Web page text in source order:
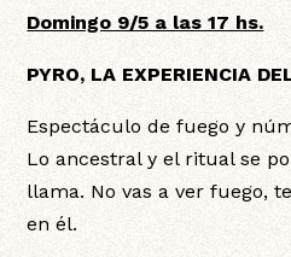
Domingo 9/5 a las 17 hs.
PYRO, LA EXPERIENCIA
Espectáculo de fuego y
Lo ancestral y el ritual se
llama. No vas a ver fuego,
en él.